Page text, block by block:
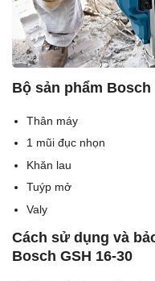
Bộ sản phẩm Bosch
Thân máy
1 mũi đục nhọn
Khăn lau
Tuýp mở
Valy
Cách sử dụng và
Bosch GSH 16-30